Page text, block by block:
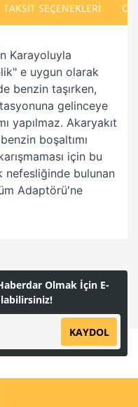
TAKSİT SEÇENEKLERİ
Karayoluyla
e uygun olarak
benzin taşırken,
gelinceye
yapılmaz. Akaryakıt
boşaltımı
için bu
nefesliğinde bulunan
Adaptörü'ne
görüntülenemiyor.
olmalı.
Olmak İçin E-
KAYDOL